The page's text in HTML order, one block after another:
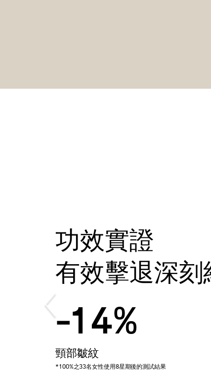
功效實證
有效擊退深刻
-13%
法令紋、木偶紋
*100%之33名女性使用8星期後的測試結果
功效實證
有效擊退深刻
-16%
魚尾紋
*100%之33名女性使用8星期後的測試結果
功效實證
有效擊退深刻
-14%
頸部皺紋
*100%之33名女性使用8星期後的測試結果
功效實證
有效擊退深刻
-17%
抬頭紋、眉心紋、笑紋等表情紋
*100%之33名女性使用8星期後的測試結果
功效實證
有效擊退深刻
-20%
色斑減淡
*100%之33名女性使用8星期後的測試結果